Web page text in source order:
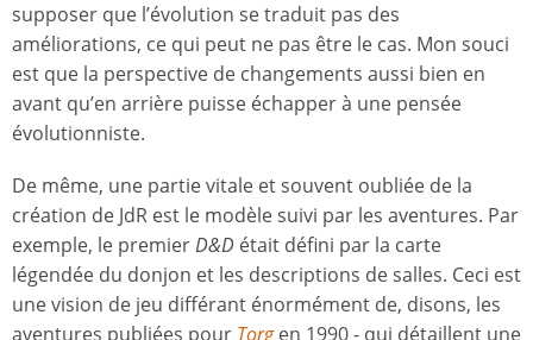
supposer que l’évolution se traduit pas des
améliorations, ce qui peut ne pas être le cas. Mon souci
est que la perspective de changements aussi bien en
avant qu’en arrière puisse échapper à une pensée
évolutionniste.
De même, une partie vitale et souvent oubliée de la
création de JdR est le modèle suivi par les aventures. Par
exemple, le premierD&D était défini par la carte
légendée du donjon et les descriptions de salles. Ceci est
une vision de jeu différant énormément de, disons, les
aventures publiées pour Torgen 1990 - qui détaillent une